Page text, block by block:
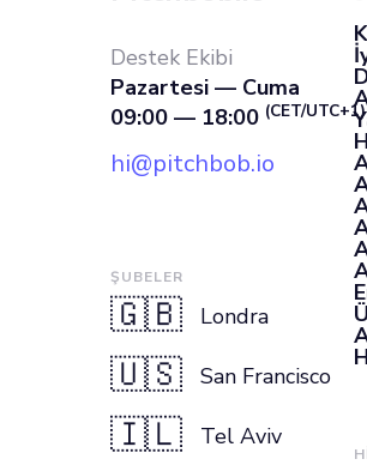
Destek Ekibi
Pazartesi — Cuma
09:00 — 18:00 (CET/UTC+1)
hi@pitchbob.io
ŞUBELER
🇬🇧 Londra
🇺🇸 San Francisco
🇮🇱 Tel Aviv